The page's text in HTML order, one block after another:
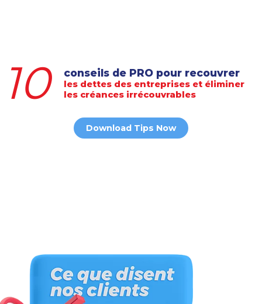
10 conseils de PRO pour recouvrer
les dettes des entreprises et éliminer
les créances irrécouvrables
Download Tips Now